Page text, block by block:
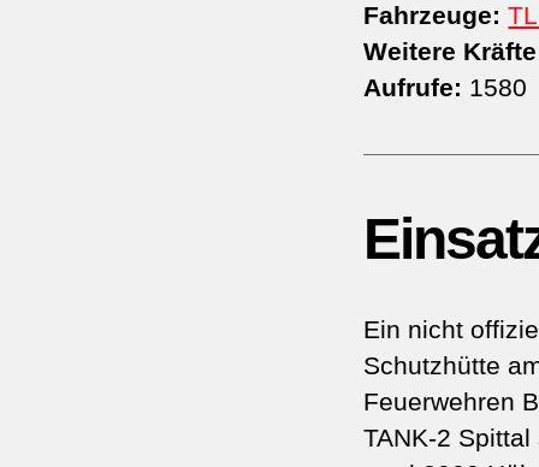
Fahrzeuge:
Weitere
Aufrufe: 1580
Ein nicht
Schutzhütte
Feuerwehren
TANK-2